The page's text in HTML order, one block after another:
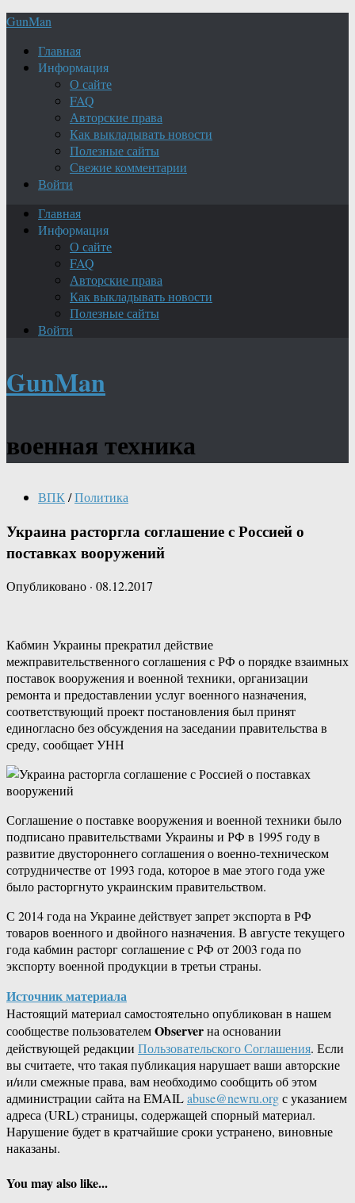
GunMan
Главная
Информация
О сайте
FAQ
Авторские права
Как выкладывать новости
Полезные сайты
Свежие комментарии
Войти
Главная
Информация
О сайте
FAQ
Авторские права
Как выкладывать новости
Полезные сайты
Войти
GunMan
военная техника
ВПК /Политика
Украина расторгла соглашение с Россией о
поставках вооружений
Опубликовано · 08.12.2017
Кабмин Украины прекратил действие
межправительственного соглашения с РФ о порядке взаимных
поставок вооружения и военной техники, организации
ремонта и предоставлении услуг военного назначения,
соответствующий проект постановления был принят
единогласно без обсуждения на заседании правительства в
среду, сообщает УНН
Соглашение о поставке вооружения и военной техники было
подписано правительствами Украины и РФ в 1995 году в
развитие двустороннего соглашения о военно-техническом
сотрудничестве от 1993 года, которое в мае этого года уже
было расторгнуто украинским правительством.
С 2014 года на Украине действует запрет экспорта в РФ
товаров военного и двойного назначения. В августе текущего
года кабмин расторг соглашение с РФ от 2003 года по
экспорту военной продукции в третьи страны.
Источник материала
Настоящий материал самостоятельно опубликован в нашем
сообществе пользователемObserverна основании
действующей редакции Пользовательского Соглашения. Если
вы считаете, что такая публикация нарушает ваши авторские
и/или смежные права, вам необходимо сообщить об этом
администрации сайта на EMAILabuse@newru.orgс указанием
адреса (URL) страницы, содержащей спорный материал.
Нарушение будет в кратчайшие сроки устранено, виновные
наказаны.
You may also like...